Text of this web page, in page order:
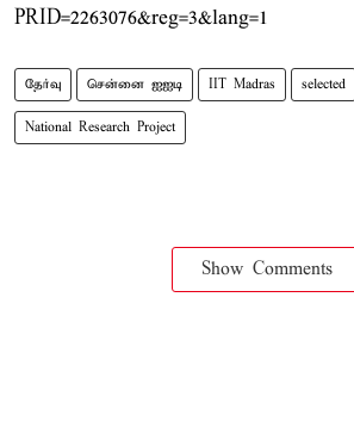
PRID=2263076&reg=3&lang=1
தேர்வு சென்னை ஐஐடி IIT Madras selected
National Research Project
Show Comments